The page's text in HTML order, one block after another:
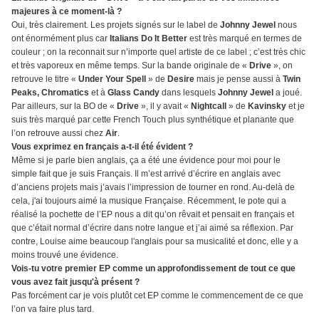
majeures à ce moment-là ?
Oui, très clairement. Les projets signés sur le label de Johnny Jewel nous
ont énormément plus car Italians Do It Better est très marqué en termes de
couleur ; on la reconnait sur n’importe quel artiste de ce label ; c’est très chic
et très vaporeux en même temps. Sur la bande originale de « Drive », on
retrouve le titre « Under Your Spell » de Desire mais je pense aussi à Twin
Peaks, Chromatics et à Glass Candy dans lesquels Johnny Jewel a joué.
Par ailleurs, sur la BO de « Drive », il y avait « Nightcall » de Kavinsky et je
suis très marqué par cette French Touch plus synthétique et planante que
l’on retrouve aussi chez Air.
Vous exprimez en français a-t-il été évident ?
Même si je parle bien anglais, ça a été une évidence pour moi pour le
simple fait que je suis Français. Il m’est arrivé d’écrire en anglais avec
d’anciens projets mais j’avais l’impression de tourner en rond. Au-delà de
cela, j'ai toujours aimé la musique Française. Récemment, le pote qui a
réalisé la pochette de l’EP nous a dit qu’on rêvait et pensait en français et
que c’était normal d’écrire dans notre langue et j’ai aimé sa réflexion. Par
contre, Louise aime beaucoup l'anglais pour sa musicalité et donc, elle y a
moins trouvé une évidence.
Vois-tu votre premier EP comme un approfondissement de tout ce que
vous avez fait jusqu'à présent ?
Pas forcément car je vois plutôt cet EP comme le commencement de ce que
l’on va faire plus tard.